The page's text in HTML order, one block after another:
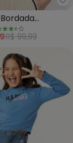
Menina
(Preto)
R$ 99,99